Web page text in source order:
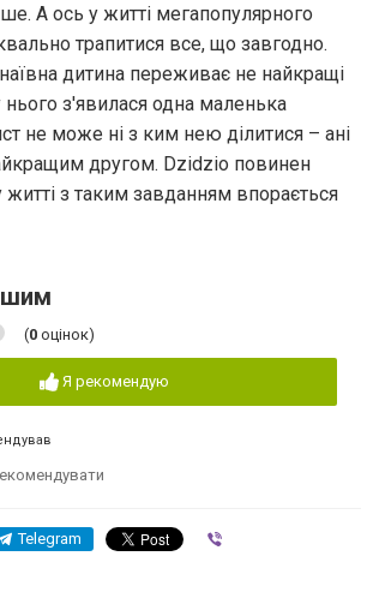
А ось у житті мегапопулярного
трапитися все, що завгодно.
дитина переживає не найкращі
нього з'явилася одна маленька
не може ні з ким нею ділитися – ані
другом. Dzidzio повинен
з таким завданням впорається
(0 оцінок)
Я рекомендую
Telegram